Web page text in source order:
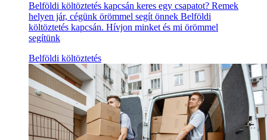
Belföldi költöztetés kapcsán keres egy csapatot? Remek
helyen jár, cégünk örömmel segít önnek Belföldi
költöztetés kapcsán. Hívjon minket és mi örömmel
segítünk
Belföldi költöztetés